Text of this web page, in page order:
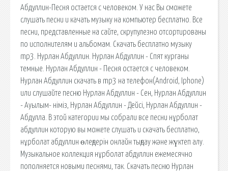
Абдуллин-Песня остается с человеком. У нас Вы сможете
слушать песни и качать музыку на компьютер бесплатно. Все
песни, представленные на сайте, скрупулезно отсортированы
по исполнителям и альбомам. Скачать бесплатно музыку
mp3. Нурлан Абдуллин. Нурлан Абдуллин - Спят курганы
темные. Нурлан Абдуллин - Песня остается с человеком.
Нурлан Абдуллин скачать в mp3 на телефон(Android, Iphone)
или слушайте песню Нурлан Абдуллин - Сен, Нурлан Абдуллин
- Ауылым- нiмiз, Нурлан Абдуллин - Дейсі, Нурлан Абдуллин -
Абдулла. В этой категории мы собрали все песни нұрболат
абдуллин которую вы можете слушать и скачать бесплатно,
нұрболат абдуллин өлеңдерін онлайн тыңдау және жүктеп алу.
Музыкальное коллекция нұрболат абдуллин ежемесячно
пополняется новыми песнями, так. Скачать песню Нурлан